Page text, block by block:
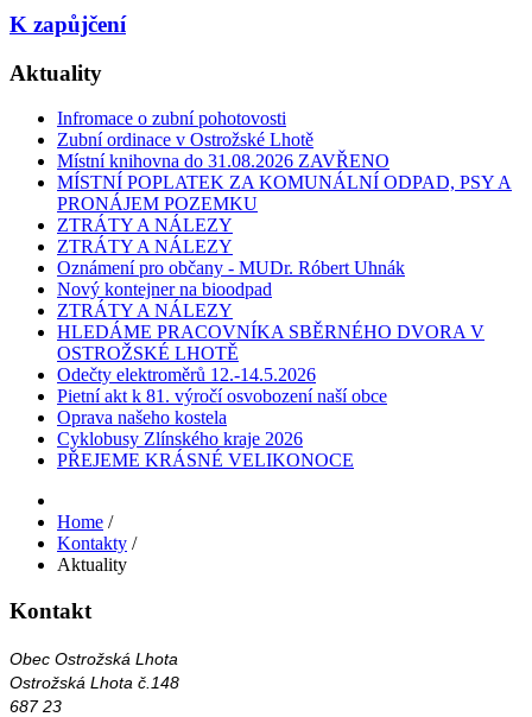
K zapůjčení
Aktuality
Infromace o zubní pohotovosti
Zubní ordinace v Ostrožské Lhotě
Místní knihovna do 31.08.2026 ZAVŘENO
MÍSTNÍ POPLATEK ZA KOMUNÁLNÍ ODPAD, PSY A
PRONÁJEM POZEMKU
ZTRÁTY A NÁLEZY
ZTRÁTY A NÁLEZY
Oznámení pro občany - MUDr. Róbert Uhnák
Nový kontejner na bioodpad
ZTRÁTY A NÁLEZY
HLEDÁME PRACOVNÍKA SBĚRNÉHO DVORA V
OSTROŽSKÉ LHOTĚ
Odečty elektroměrů 12.-14.5.2026
Pietní akt k 81. výročí osvobození naší obce
Oprava našeho kostela
Cyklobusy Zlínského kraje 2026
PŘEJEME KRÁSNÉ VELIKONOCE
Home /
Kontakty /
Aktuality
Kontakt
Obec Ostrožská Lhota
Ostrožská Lhota č.148
687 23